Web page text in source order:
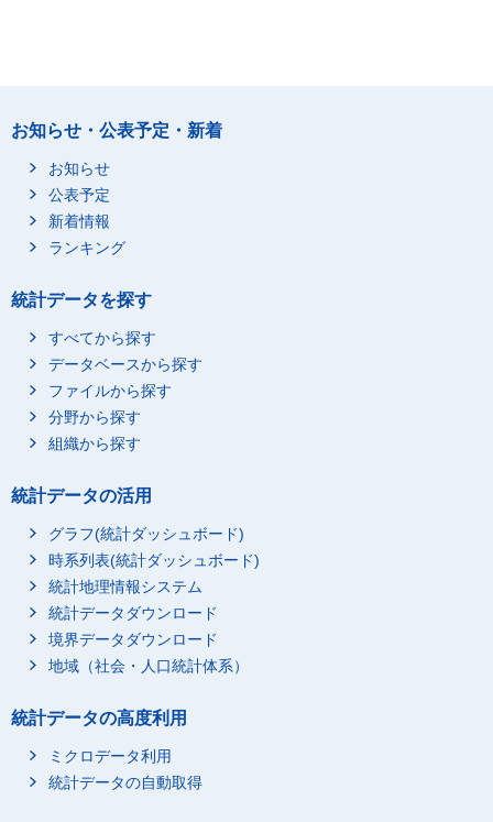
お知らせ・公表予定・新着
お知らせ
公表予定
新着情報
ランキング
統計データを探す
すべてから探す
データベースから探す
ファイルから探す
分野から探す
組織から探す
統計データの活用
グラフ(統計ダッシュボード)
時系列表(統計ダッシュボード)
統計地理情報システム
統計データダウンロード
境界データダウンロード
地域（社会・人口統計体系）
統計データの高度利用
ミクロデータ利用
統計データの自動取得